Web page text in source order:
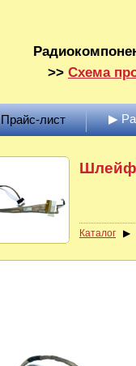
>> Схема
Прайс-лист ▶
Шлейф
Каталог